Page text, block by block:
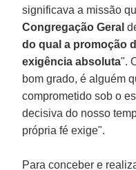
significava a missão
Congregação Geral
do qual a promoção
exigência absoluta".
bom grado, é alguém
comprometido sob o
decisiva do nosso
própria fé exige".
Para conceber e